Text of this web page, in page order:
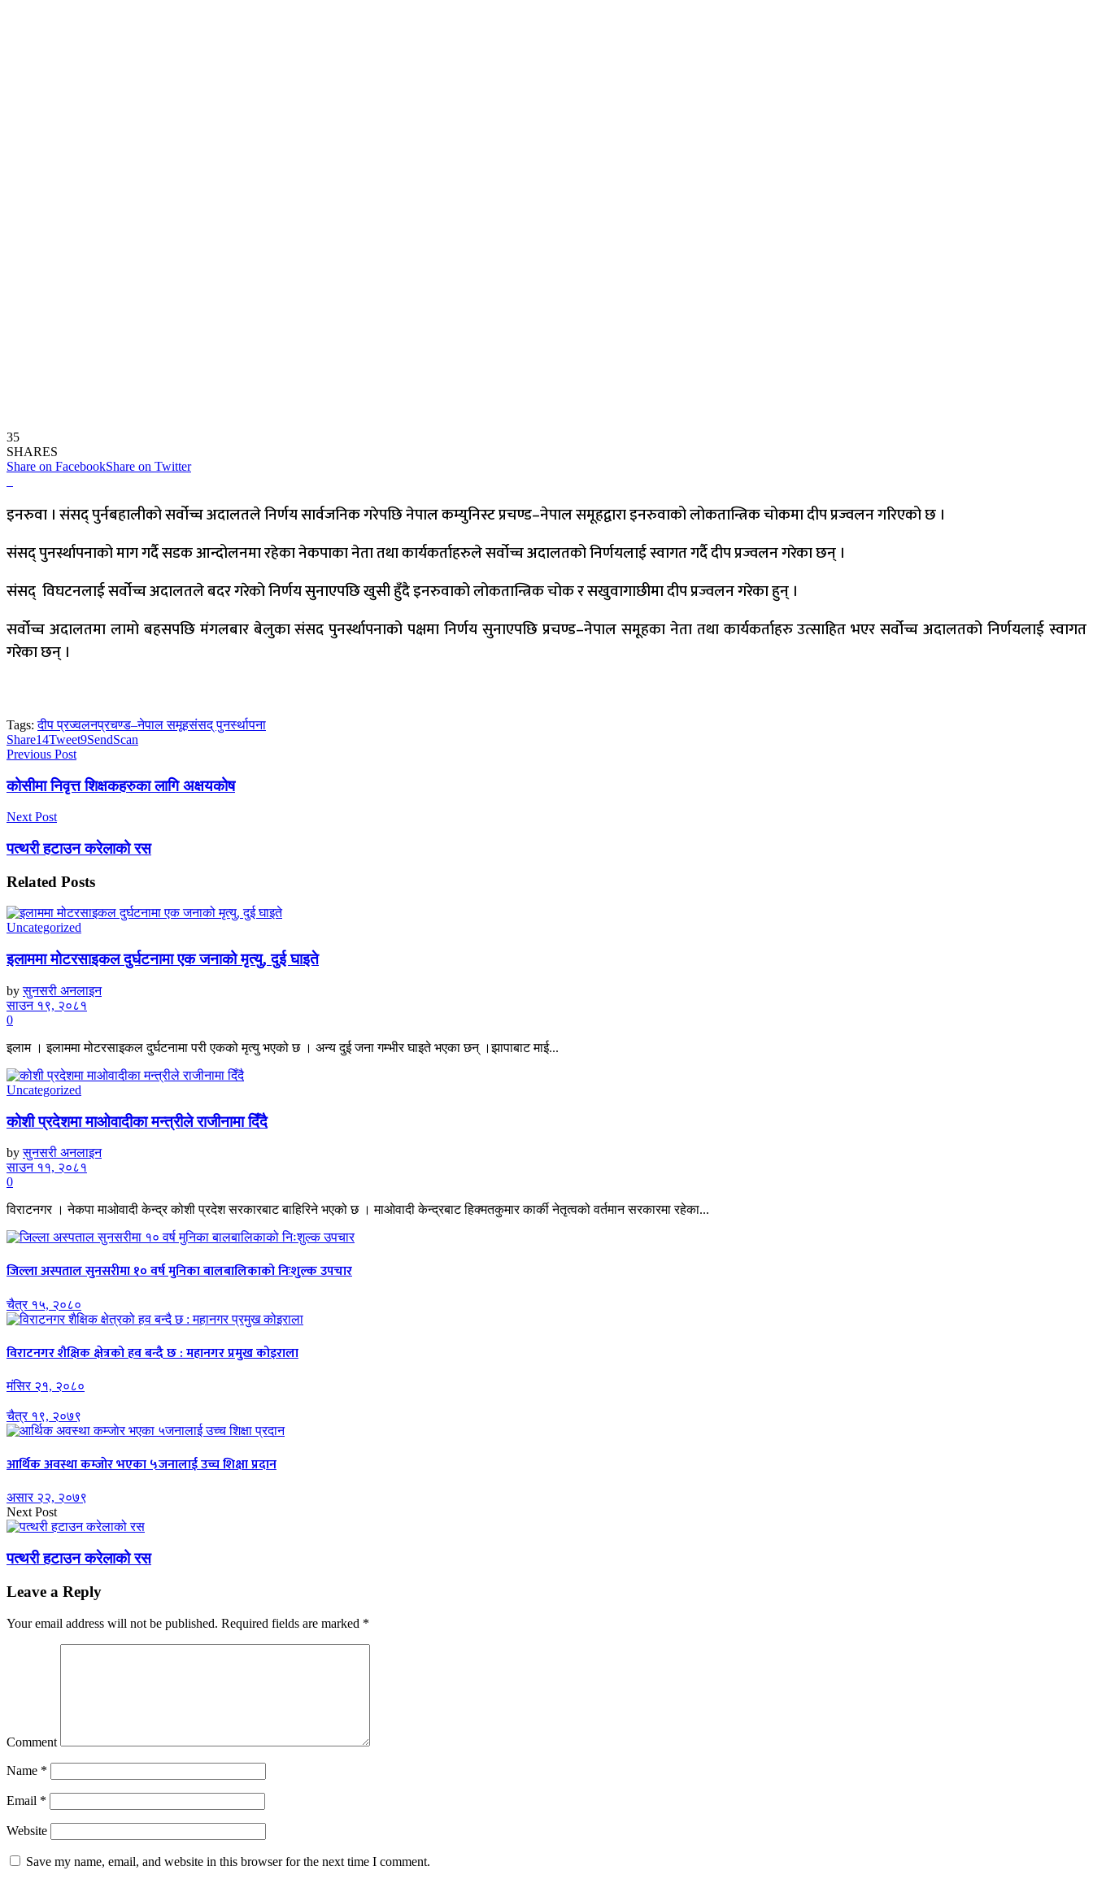
35
SHARES
Share on FacebookShare on Twitter
इनरुवा । संसद् पुर्नबहालीको सर्वोच्च अदालतले निर्णय सार्वजनिक गरेपछि नेपाल कम्युनिस्ट प्रचण्ड–नेपाल समूहद्वारा इनरुवाको लोकतान्त्रिक चोकमा दीप प्रज्वलन गरिएको छ ।
संसद् पुनर्स्थापनाको माग गर्दै सडक आन्दोलनमा रहेका नेकपाका नेता तथा कार्यकर्ताहरुले सर्वोच्च अदालतको निर्णयलाई स्वागत गर्दै दीप प्रज्वलन गरेका छन् ।
संसद् विघटनलाई सर्वोच्च अदालतले बदर गरेको निर्णय सुनाएपछि खुसी हुँदै इनरुवाको लोकतान्त्रिक चोक र सखुवागाछीमा दीप प्रज्वलन गरेका हुन् ।
सर्वोच्च अदालतमा लामो बहसपछि मंगलबार बेलुका संसद पुनर्स्थापनाको पक्षमा निर्णय सुनाएपछि प्रचण्ड–नेपाल समूहका नेता तथा कार्यकर्ताहरु उत्साहित भएर सर्वोच्च अदालतको निर्णयलाई स्वागत
गरेका छन् ।
Tags: दीप प्रज्वलनप्रचण्ड–नेपाल समूहसंसद् पुनर्स्थापना
Share14Tweet9SendScan
Previous Post
कोसीमा निवृत्त शिक्षकहरुका लागि अक्षयकोष
Next Post
पत्थरी हटाउन करेलाको रस
Related Posts
Uncategorized
इलाममा मोटरसाइकल दुर्घटनामा एक जनाको मृत्यु, दुई घाइते
by सुनसरी अनलाइन
साउन १९, २०८१
0
इलाम । इलाममा मोटरसाइकल दुर्घटनामा परी एकको मृत्यु भएको छ । अन्य दुई जना गम्भीर घाइते भएका छन् ।झापाबाट माई...
Uncategorized
कोशी प्रदेशमा माओवादीका मन्त्रीले राजीनामा दिँदै
by सुनसरी अनलाइन
साउन ११, २०८१
0
विराटनगर । नेकपा माओवादी केन्द्र कोशी प्रदेश सरकारबाट बाहिरिने भएको छ । माओवादी केन्द्रबाट हिक्मतकुमार कार्की नेतृत्वको वर्तमान सरकारमा रहेका...
जिल्ला अस्पताल सुनसरीमा १० वर्ष मुनिका बालबालिकाको निःशुल्क उपचार
चैत्र १५, २०८०
विराटनगर शैक्षिक क्षेत्रको हव बन्दै छ : महानगर प्रमुख कोइराला
मंसिर २१, २०८०
चैत्र १९, २०७९
आर्थिक अवस्था कम्जाेर भएका ५जनालाई उच्च शिक्षा प्रदान
असार २२, २०७९
Next Post
पत्थरी हटाउन करेलाको रस
Leave a Reply
Your email address will not be published. Required fields are marked *
Comment
Name *
Email *
Website
Save my name, email, and website in this browser for the next time I comment.